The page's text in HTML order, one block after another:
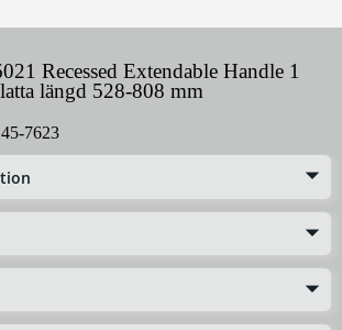
Recessed Extendable Handle 1
längd 528-808 mm
7623